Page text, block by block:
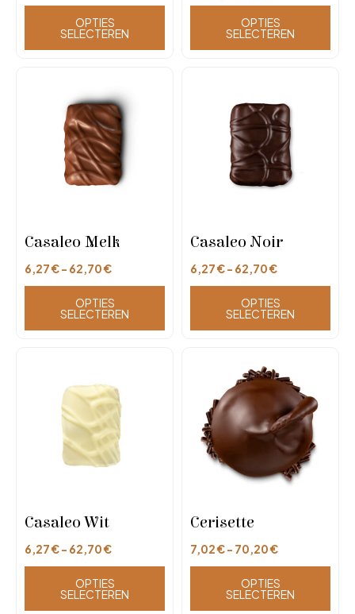
OPTIES
SELECTEREN
OPTIES
SELECTEREN
Casaleo Melk
6,27€- 62,70€
OPTIES
SELECTEREN
Casaleo Noir
6,27€- 62,70€
OPTIES
SELECTEREN
Casaleo Wit
6,27€- 62,70€
OPTIES
SELECTEREN
Cerisette
7,02€- 70,20€
OPTIES
SELECTEREN